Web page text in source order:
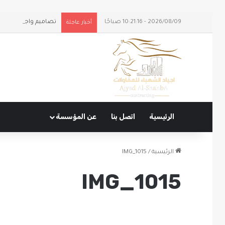
2026/08/09 - 10:21:16 صباحًا أخبار عاجلة تصاميم واجهات
الرئيسية اتصل بنا عن المؤسسة
الرئيسية /
IMG_1015
IMG_1015